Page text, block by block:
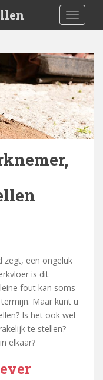
zegt, een ongeluk
is dit
fout kan soms
Maar kunt u
Is het ook wel
te stellen?
elkaar?